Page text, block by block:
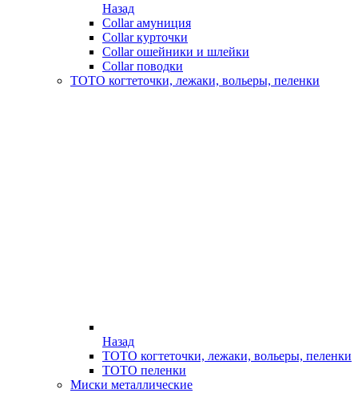
Назад
Collar амуниция
Collar курточки
Collar ошейники и шлейки
Collar поводки
ТОТО когтеточки, лежаки, вольеры, пеленки
Назад
ТОТО когтеточки, лежаки, вольеры, пеленки
ТОТО пеленки
Миски металлические